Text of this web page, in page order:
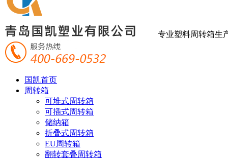
专业塑料周转箱生
国凯首页
周转箱
可堆式周转箱
可插式周转箱
储纳箱
折叠式周转箱
EU周转箱
翻转套叠周转箱